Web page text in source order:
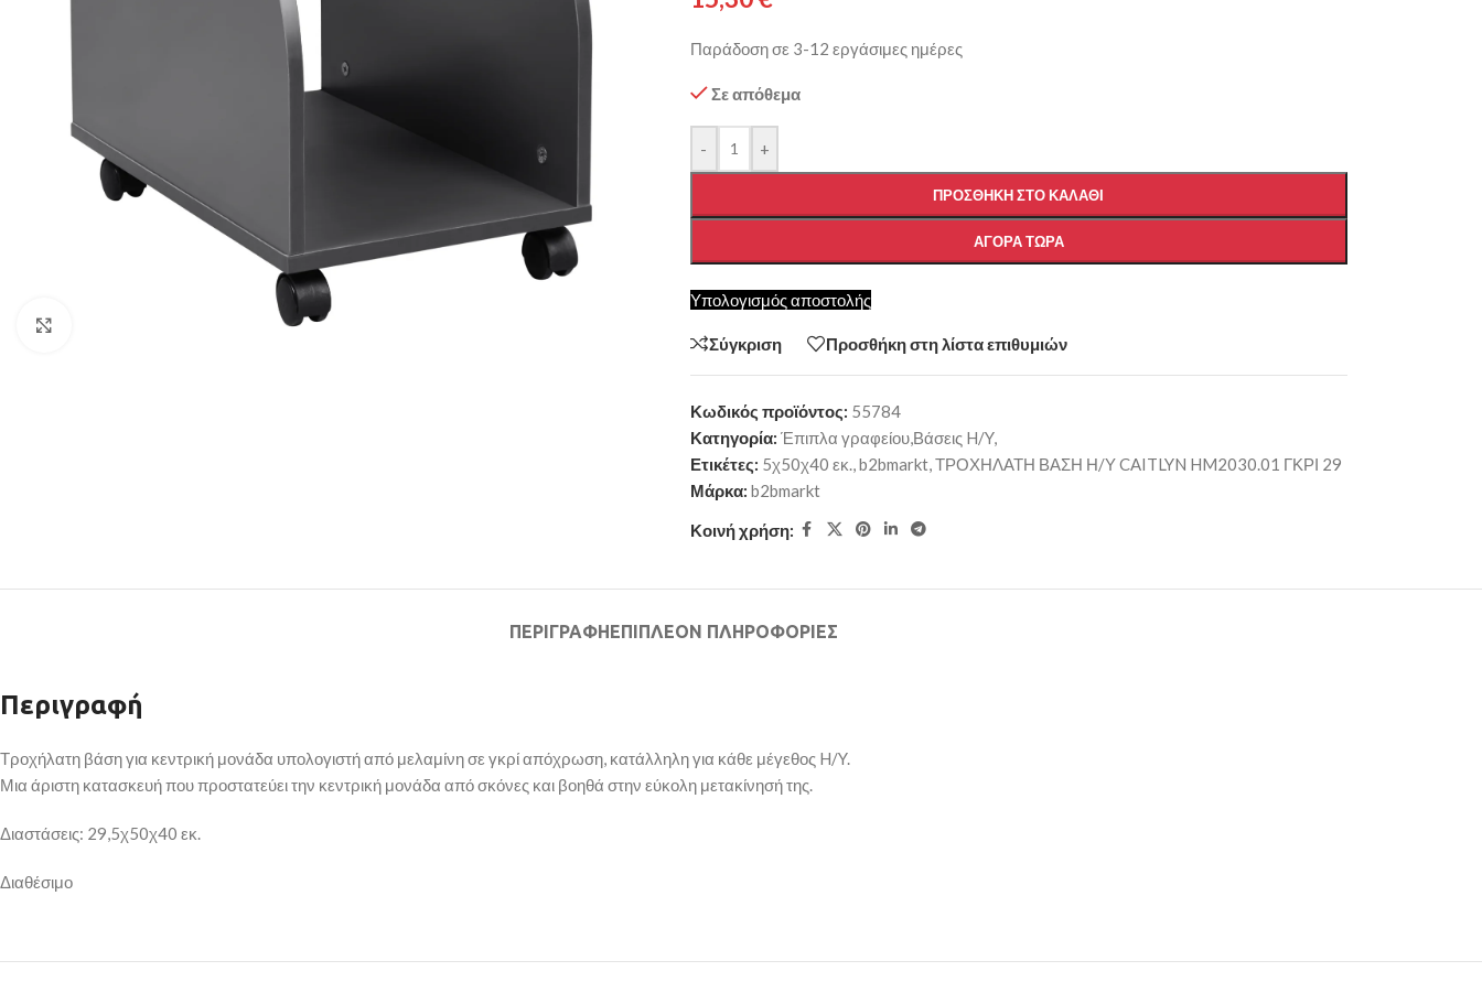
Παράδοση σε 3-12 εργάσιμες ημέρες
Σε απόθεμα
- +
ΠΡΟΣΘΉΚΗ ΣΤΟ ΚΑΛΆΘΙ
ΑΓΟΡΆ ΤΏΡΑ
Υπολογισμός αποστολής
Σύγκριση Προσθήκη στη λίστα επιθυμιών
Κωδικός προϊόντος: 55784
Κατηγορία: Έπιπλα γραφείου,Βάσεις H/Y,
Ετικέτες: 5χ50χ40 εκ.,b2bmarkt,ΤΡΟΧΗΛΑΤΗ ΒΑΣΗ Η/Υ CAITLYN HM2030.01 ΓΚΡΙ 29
Μάρκα: b2bmarkt
Κοινή χρήση:
ΠΕΡΙΓΡΑΦΉΕΠΙΠΛΈΟΝ ΠΛΗΡΟΦΟΡΊΕΣ
Περιγραφή
Τροχήλατη βάση για κεντρική μονάδα υπολογιστή από μελαμίνη σε γκρί απόχρωση, κατάλληλη για κάθε μέγεθος H/Y.
Μια άριστη κατασκευή που προστατεύει την κεντρική μονάδα από σκόνες και βοηθά στην εύκολη μετακίνησή της.
Διαστάσεις: 29,5χ50χ40 εκ.
Διαθέσιμο